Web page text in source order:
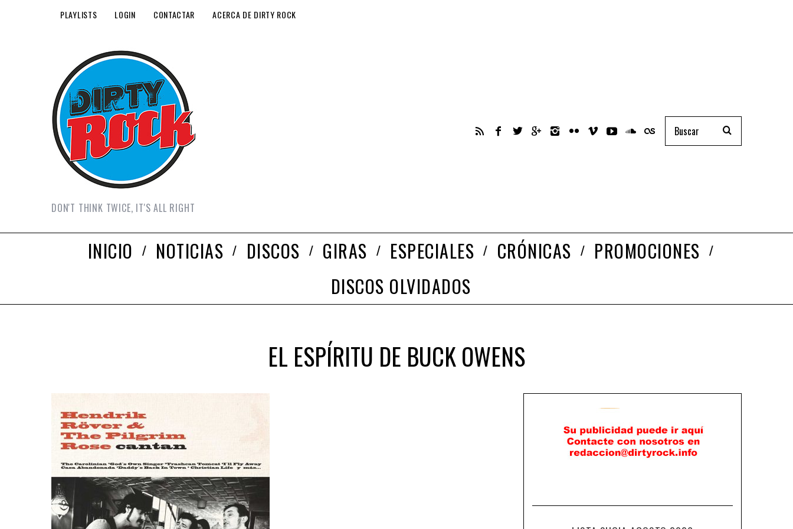
PLAYLISTS LOGIN CONTACTAR ACERCA DE DIRTY ROCK
DON'T THINK TWICE, IT'S ALL RIGHT
INICIO NOTICIAS DISCOS GIRAS ESPECIALES CRÓNICAS
PROMOCIONES
DISCOS OLVIDADOS
EL ESPÍRITU DE BUCK OWENS